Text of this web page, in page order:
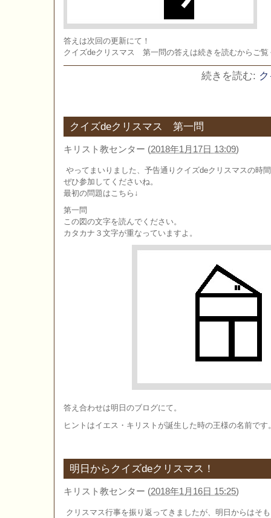
答えは次回の更新にて！
クイズdeクリスマス 第一問の答えは続きを読むからご覧
続きを読む:
クイズdeクリスマス 第一問
キリスト教センター (2018年1月17日 13:09)
やってまいりました、予告通りクイズdeクリスマスの時
ぜひ参加してくださいね。
最初の問題はこちら↓
第一問
この図の文字を読んでください。
カタカナ３文字が重なっていますよ。
答え合わせは明日のブログにて。
ヒントはイエス・キリストが誕生した時の王様の名前です
明日からクイズdeクリスマス！
キリスト教センター (2018年1月16日 15:25)
クリスマス行事を振り返ってきましたが、明日からはそ